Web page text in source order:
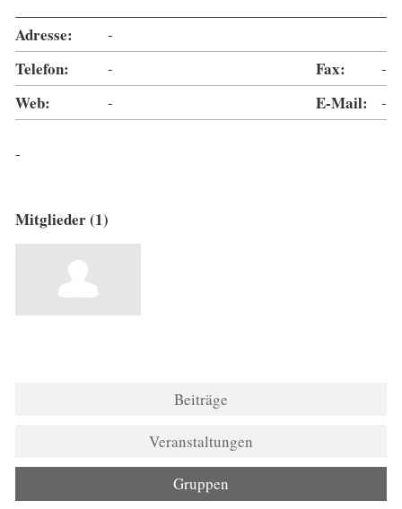
Adresse: -
Telefon: - Fax: -
Web: - E-Mail: -
-
Mitglieder (1)
Beiträge
Veranstaltungen
Gruppen